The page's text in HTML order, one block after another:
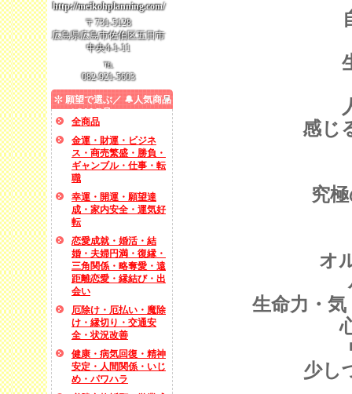
http://meikohplanning.com/
〒731-5128
広島県広島市佐伯区五日市
中央4-1-11
℡
082-921-5603
願望で選ぶ／ 🔔人気商品
／ SALE品
全商品
金運・財運・ビジネ
ス・商売繁盛・勝負・
ギャンブル・仕事・転
職
幸運・開運・願望達
成・家内安全・運気好
転
恋愛成就・婚活・結
婚・夫婦円満・復縁・
三角関係・略奪愛・遠
距離恋愛・縁結び・出
会い
厄除け・厄払い・魔除
け・縁切り・交通安
全・状況改善
健康・病気回復・精神
安定・人間関係・いじ
め・パワハラ
感じ
究
オ
生命力・気
少し